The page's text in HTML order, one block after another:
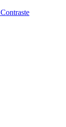
Contraste